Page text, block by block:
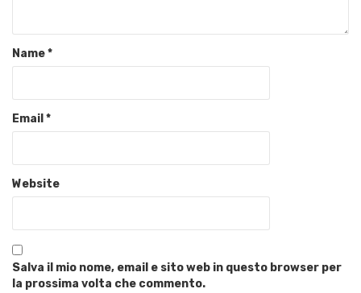
Name*
Email*
Website
Salva il mio nome, email e sito web in questo browser per
la prossima volta che commento.